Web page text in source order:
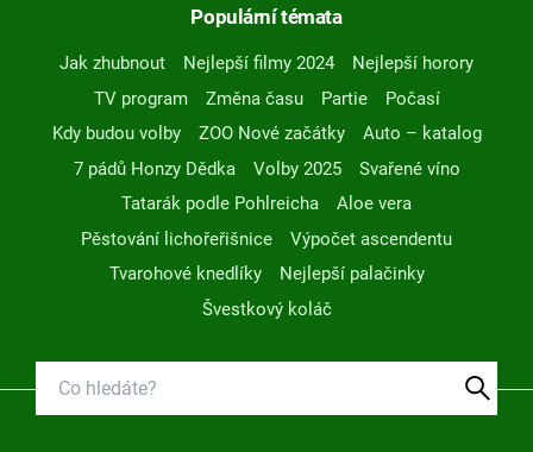
Populární témata
Jak zhubnout Nejlepší filmy 2024
Nejlepší horory
TV program
Změna času Partie
Počasí
Kdy budou volby
ZOO Nové začátky
Auto – katalog
7 pádů Honzy Dědka
Volby 2025
Svařené víno
Tatarák podle Pohlreicha
Aloe vera
Pěstování lichořeřišnice
Výpočet ascendentu
Tvarohové knedlíky
Nejlepší palačinky
Švestkový koláč